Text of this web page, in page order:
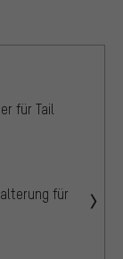
für Tail
für